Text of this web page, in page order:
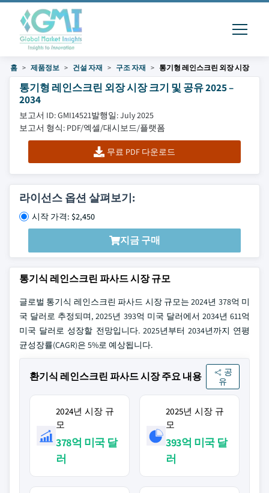
홈 제품정보 건설 자재 구조 자재 통기형 레인스크린 외장 시장
통기형 레인스크린 외장 시장 크기 및 공유 2025 –
2034
보고서 ID: GMI14521발행일: July 2025
보고서 형식: PDF/엑셀/대시보드/플랫폼
무료 PDF 다운로드
라이선스 옵션 살펴보기:
시작 가격: $2,450
지금 구매
통기식 레인스크린 파사드 시장 규모
글로벌 통기식 레인스크린 파사드 시장 규모는 2024년 378억 미
국 달러로 추정되며, 2025년 393억 미국 달러에서 2034년 611억
미국 달러로 성장할 전망입니다. 2025년부터 2034년까지 연평
균성장률(CAGR)은 5%로 예상됩니다.
환기식 레인스크린 파사드 시장 주요 내용
공
유
2024년 시장 규
모
378억 미국 달
러
2025년 시장 규
모
393억 미국 달
러